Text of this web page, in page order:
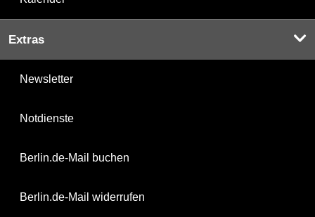
Extras
Newsletter
Notdienste
Berlin.de-Mail buchen
Berlin.de-Mail widerrufen